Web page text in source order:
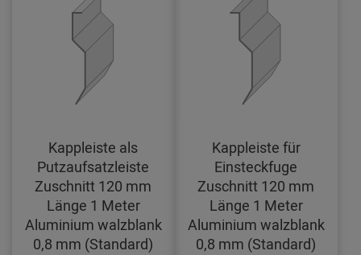
Kappleiste als
Putzaufsatzleiste
Zuschnitt 120 mm
Länge 1 Meter
Aluminium walzblank
0,8 mm (Standard)
Kappleiste für
Einsteckfuge
Zuschnitt 120 mm
Länge 1 Meter
Aluminium walzblank
0,8 mm (Standard)